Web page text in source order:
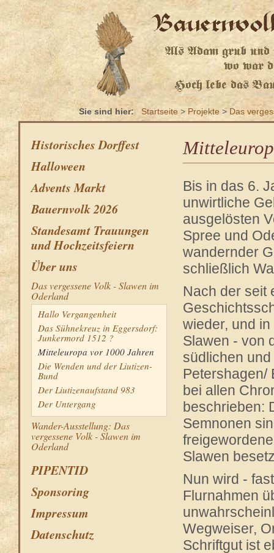
Sie sind hier: Startseite > Projekte > Das
Historisches Dorffest
Halloween
Advents Markt
Bauernvolk 2026
Standesamt Trauungen
und Hochzeitsfeiern
Über uns
Das vergessene Volk - Slawen im
Oderland
Hallo Vergangenheit
Das Sühnekreuz in Eggersdorf:
Junkermord 1512 ?
Mitteleuropa vor 1000 Jahren
Die Wenden und der Liutizen-
Bund
Der Liutizenaufstand 983
Der Untergang
Wander-Ausstellung: Das
vergessene Volk - Slawen im
Oderland
PIPENTID
Sponsoring
Impressum
Datenschutz
Bis in das 6.
unwirtliche
ausgelösten
Spree und
wandernder
schließlich
Nach der seit
wieder, und
Slawen - von
südlichen
Petershagen/
bei allen
beschrieben:
Semnonen
Slawen
Nun wird -
Flurnahmen
Wegweiser,
Schriftgut ist